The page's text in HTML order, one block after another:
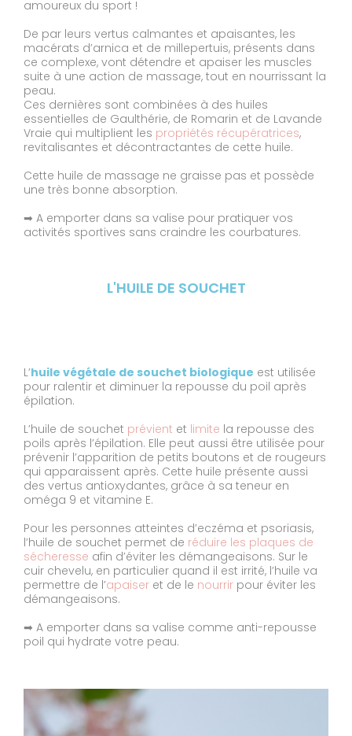
amoureux du sport !
De par leurs vertus calmantes et apaisantes, les
macérats d’arnica et de millepertuis, présents dans
ce complexe, vont détendre et apaiser les muscles
suite à une action de massage, tout en nourrissant la
peau.
Ces dernières sont combinées à des huiles
essentielles de Gaulthérie, de Romarin et de Lavande
Vraie qui multiplient les propriétés récupératrices,
revitalisantes et décontractantes de cette huile.
Cette huile de massage ne graisse pas et possède
une très bonne absorption.
➡ A emporter dans sa valise pour pratiquer vos
activités sportives sans craindre les courbatures.
L'HUILE DE SOUCHET
L’huile végétale de souchet biologique est utilisée
pour ralentir et diminuer la repousse du poil après
épilation.
L’huile de souchet prévient et limite la repousse des
poils après l’épilation. Elle peut aussi être utilisée pour
prévenir l’apparition de petits boutons et de rougeurs
qui apparaissent après. Cette huile présente aussi
des vertus antioxydantes, grâce à sa teneur en
oméga 9 et vitamine E.
Pour les personnes atteintes d’eczéma et psoriasis,
l’huile de souchet permet de réduire les plaques de
sécheresse afin d’éviter les démangeaisons. Sur le
cuir chevelu, en particulier quand il est irrité, l’huile va
permettre de l’apaiser et de le nourrir pour éviter les
démangeaisons.
➡ A emporter dans sa valise comme anti-repousse
poil qui hydrate votre peau.